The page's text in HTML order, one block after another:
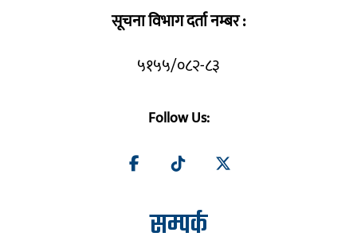
सूचना विभाग दर्ता नम्बर :
५१५५/०८२-८३
Follow Us:
सम्पर्क